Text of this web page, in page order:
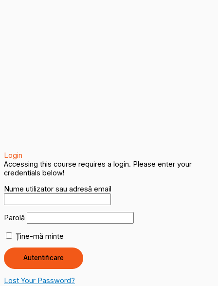
Login
Accessing this course requires a login. Please enter your
credentials below!
Nume utilizator sau adresă email
Parolă
Ține-mă minte
Lost Your Password?